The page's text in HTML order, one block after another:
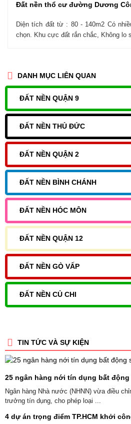
Đất nền thổ cư đường Dương
Diện tích đất từ : 80 - 140m2 Có
chọn. Khu cực đất rắn chắc, Không lo
DANH MỤC LIÊN QUAN
ĐẤT NỀN QUẬN 9
ĐẤT NỀN THỦ ĐỨC
ĐẤT NỀN QUẬN 2
ĐẤT NỀN BÌNH CHÁNH
ĐẤT NỀN HÓC MÔN
ĐẤT NỀN QUẬN 12
ĐẤT NỀN GÒ VẤP
ĐẤT NỀN CỦ CHI
TIN TỨC VÀ SỰ KIỆN
25 ngân hàng nới tín dụng bất động
Ngân hàng Nhà nước (NHNN) vừa điều
trưởng tín dụng, cho phép loại ...
4 dự án trọng điểm TP.HCM khởi